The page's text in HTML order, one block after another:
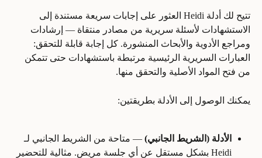
تتيح لك أدلة Heidi العثور على إجابات سريعة مستندة إلى
الاستشهادات لأسئلة سريرية من مصادر منتقاة — إرشادات
ومراجع الأدوية والأبحاث المنشورة. كل إجابة قابلة للتحقق:
العبارات السريرية الرئيسية مرتبطة باستشهادات حتى تتمكن
من فتح المواد الأصلية والتحقق منها.
يمكنك الوصول إلى الأدلة بطريقتين:
الأدلة (الشريط الجانبي) — متاحة من الشريط الجانبي لـ
Heidi بشكل مستقل عن أي جلسة مريض. مثالية للتحضير